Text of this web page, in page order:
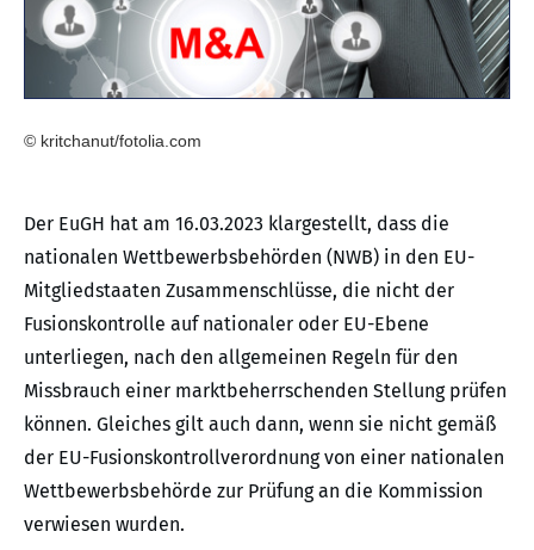
© kritchanut/fotolia.com
Der EuGH hat am 16.03.2023 klargestellt, dass die
nationalen Wettbewerbsbehörden (NWB) in den EU-
Mitgliedstaaten Zusammenschlüsse, die nicht der
Fusionskontrolle auf nationaler oder EU-Ebene
unterliegen, nach den allgemeinen Regeln für den
Missbrauch einer marktbeherrschenden Stellung prüfen
können. Gleiches gilt auch dann, wenn sie nicht gemäß
der EU-Fusionskontrollverordnung von einer nationalen
Wettbewerbsbehörde zur Prüfung an die Kommission
verwiesen wurden.